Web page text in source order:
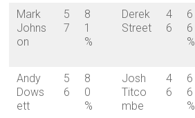
Mark
Johns
on
5
7
8
1
%
Derek
Street
4
6
6
6
%
Andy
Dows
ett
5
6
8
0
%
Josh
Titco
mbe
4
6
6
6
%